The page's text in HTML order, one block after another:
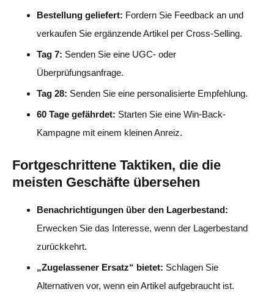
Bestellung geliefert: Fordern Sie Feedback an und
verkaufen Sie ergänzende Artikel per Cross-Selling.
Tag 7: Senden Sie eine UGC- oder
Überprüfungsanfrage.
Tag 28: Senden Sie eine personalisierte Empfehlung.
60 Tage gefährdet: Starten Sie eine Win-Back-
Kampagne mit einem kleinen Anreiz.
Fortgeschrittene Taktiken, die die
meisten Geschäfte übersehen
Benachrichtigungen über den Lagerbestand:
Erwecken Sie das Interesse, wenn der Lagerbestand
zurückkehrt.
„Zugelassener Ersatz“ bietet: Schlagen Sie
Alternativen vor, wenn ein Artikel aufgebraucht ist.